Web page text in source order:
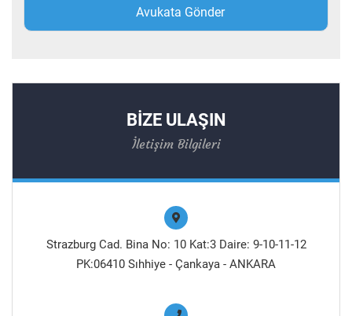
BİZE ULAŞIN
İletişim Bilgileri
Strazburg Cad. Bina No: 10 Kat:3 Daire: 9-10-11-12
PK:06410 Sıhhiye - Çankaya - ANKARA